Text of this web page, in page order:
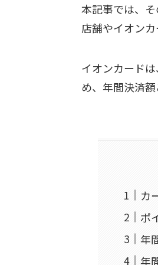
本記事では、
店舗やイオン
イオンカード
め、年間決済額
カ
ポ
年
年